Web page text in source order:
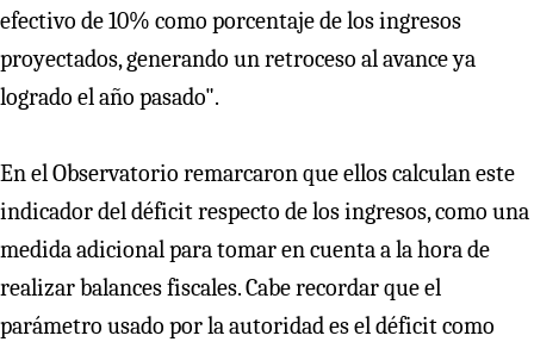
efectivo de 10% como porcentaje de los ingresos
proyectados, generando un retroceso al avance ya
logrado el año pasado".
En el Observatorio remarcaron que ellos calculan este
indicador del déficit respecto de los ingresos, como una
medida adicional para tomar en cuenta a la hora de
realizar balances fiscales. Cabe recordar que el
parámetro usado por la autoridad es el déficit como